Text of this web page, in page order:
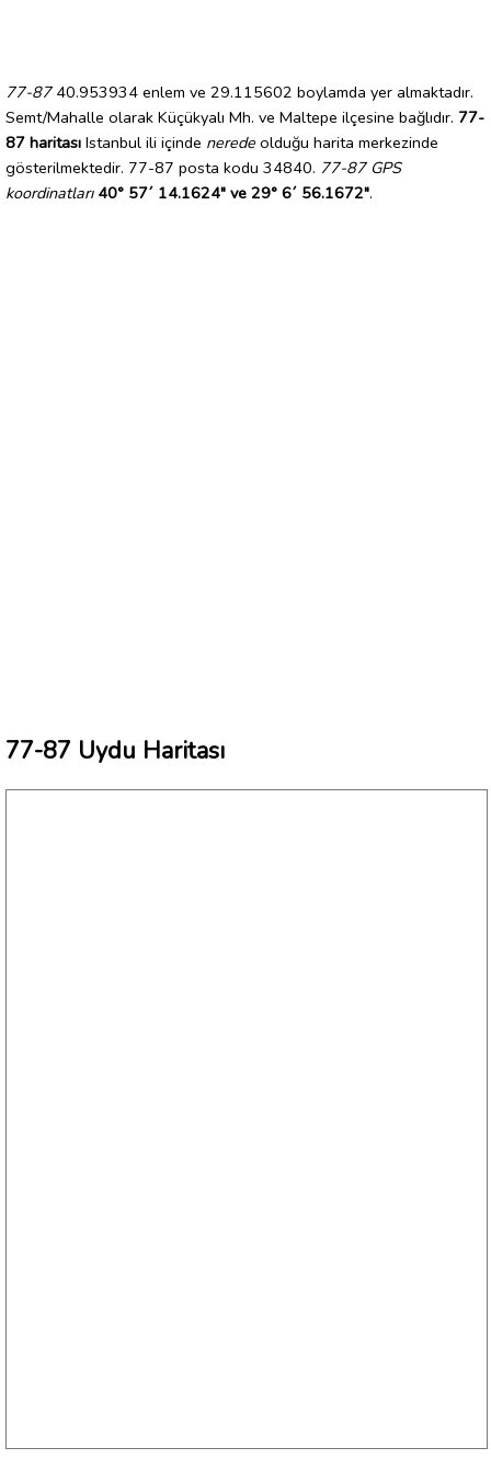
77-8740.953934 enlem ve 29.115602 boylamda yer almaktadır.
Semt/Mahalle olarak Küçükyalı Mh. ve Maltepe ilçesine bağlıdır. 77-
87 haritası Istanbul ili içinde nerede olduğu harita merkezinde
gösterilmektedir. 77-87 posta kodu 34840. 77-87 GPS
koordinatları 40° 57´ 14.1624" ve 29° 6´ 56.1672".
77-87 Uydu Haritası